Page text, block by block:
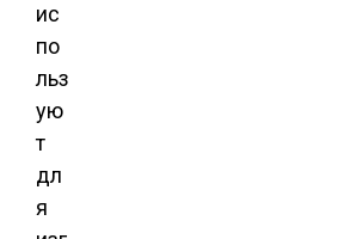
ис
по
льз
ую
т
дл
я